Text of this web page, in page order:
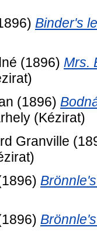
Binder's
(1896) Mrs.
(1896)
(Kézirat)
Granville